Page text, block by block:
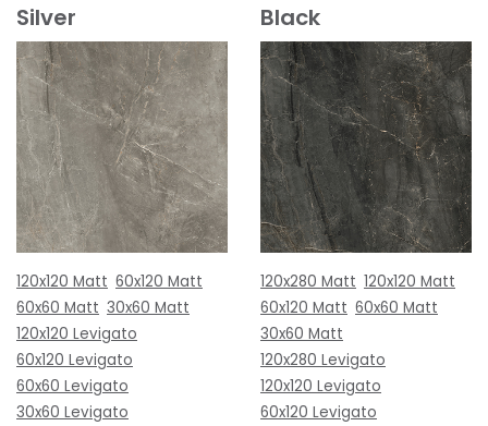
Silver
120x120 Matt 60x120 Matt
60x60 Matt 30x60 Matt
120x120 Levigato
60x120 Levigato
60x60 Levigato
30x60 Levigato
Black
120x280 Matt 120x120 Matt
60x120 Matt 60x60 Matt
30x60 Matt
120x280 Levigato
120x120 Levigato
60x120 Levigato